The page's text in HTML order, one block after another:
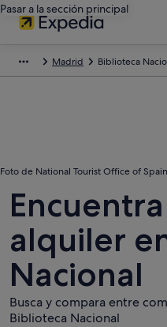
Pasar a la sección principal
Madrid Biblioteca
Foto de National Tourist Office of Spain
alquiler
Nacional
Busca y compara entre
Biblioteca Nacional